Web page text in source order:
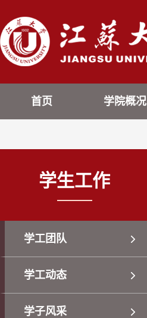
首页 学院概况
学生工作
学工团队
学工动态
学子风采